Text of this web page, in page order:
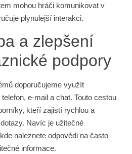
mohou hráči komunikovat v
plynulejší interakci.
a zlepšení
podpory
doporučujeme využít
e-mail a chat. Touto cestou
kteří zajistí rychlou a
Navíc je užitečné
naleznete odpovědi na často
informace.